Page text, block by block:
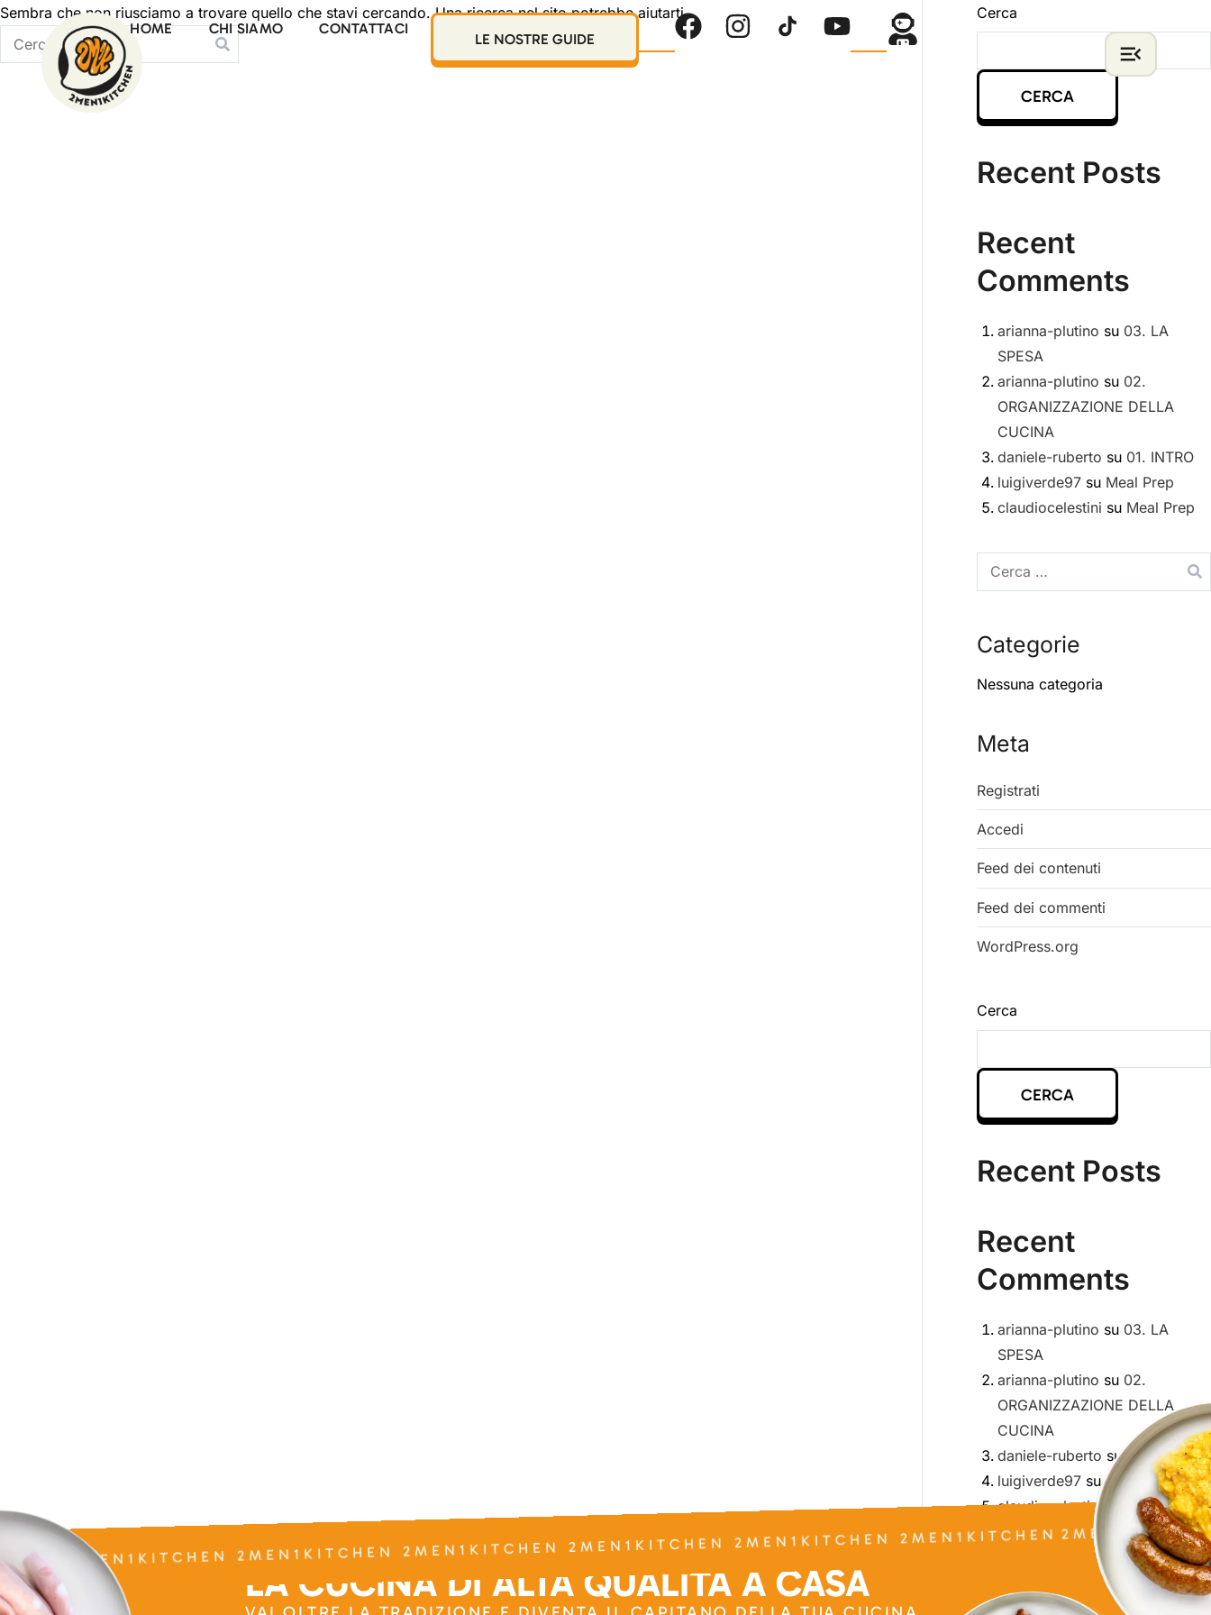
HOME CHI SIAMO CONTATTACI
LE NOSTRE GUIDE
Sembra che non riusciamo a trovare quello che stavi cercando. Una ricerca nel sito potrebbe aiutarti. Cerca
CERCA
Recent Posts
Recent
Comments
arianna-plutino su 03. LA
SPESA
arianna-plutino su 02.
ORGANIZZAZIONE DELLA
CUCINA
daniele-ruberto su 01. INTRO
luigiverde97su Meal Prep
claudiocelestini su Meal Prep
Categorie
Nessuna categoria
Meta
Registrati
Accedi
Feed dei contenuti
Feed dei commenti
WordPress.org
Cerca
CERCA
Recent Posts
Recent
Comments
arianna-plutino su 03. LA
SPESA
arianna-plutino su 02.
ORGANIZZAZIONE DELLA
CUCINA
daniele-ruberto su01. INTRO
luigiverde97suMeal Prep
claudiocelestini su Meal Prep
2MEN1KITCHEN 2MEN1KITCHEN 2MEN1KITCHEN 2MEN1KITCHEN 2MEN1KITCHEN 2MEN1KITCHEN
LA CUCINA DI ALTA QUALITÀ A CASA